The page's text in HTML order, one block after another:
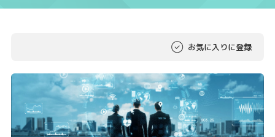
お気に入りに登録